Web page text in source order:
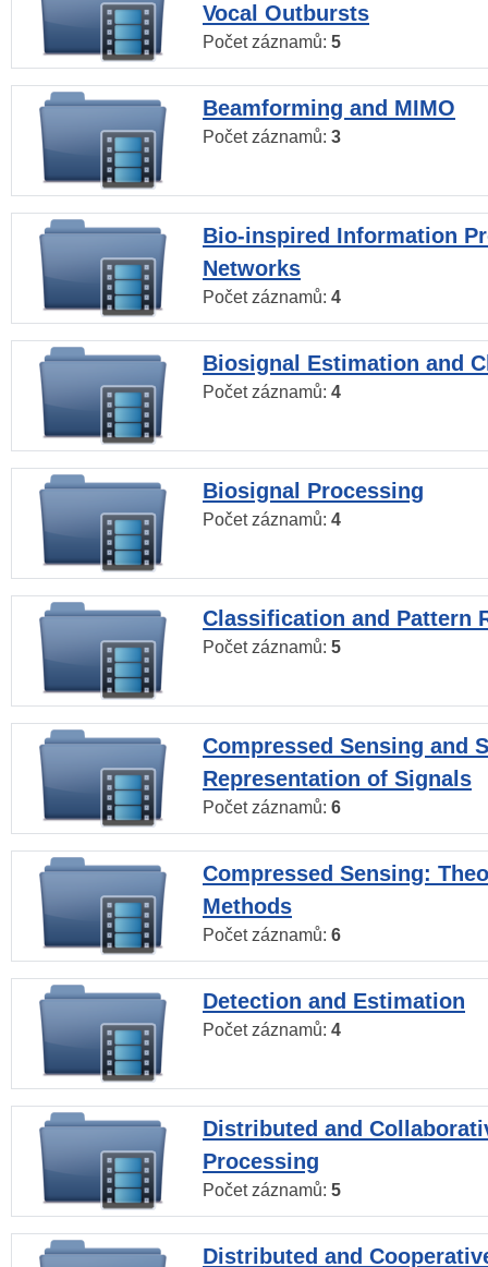
Vocal Outbursts
Počet záznamů: 5
Beamforming and MIMO
Počet záznamů: 3
Bio-inspired Information
Networks
Počet záznamů: 4
Biosignal Estimation and
Počet záznamů: 4
Biosignal Processing
Počet záznamů: 4
Classification and Pattern
Počet záznamů: 5
Compressed Sensing and
Representation of Signals
Počet záznamů: 6
Compressed Sensing:
Methods
Počet záznamů: 6
Detection and Estimation
Počet záznamů: 4
Distributed and
Processing
Počet záznamů: 5
Distributed and